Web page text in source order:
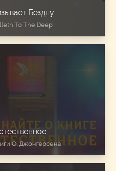
Бездну
To The Deep
О. Джонгерсена